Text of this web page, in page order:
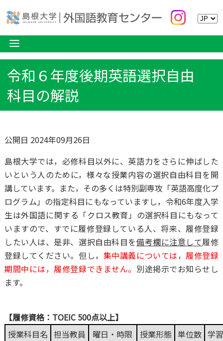
令和６年度後期英語選択自由
科目の解説
公開日 2024年09月26日
島根大学では，必修科目以外に、英語力をさらに伸ばした
いという人のために，様々な授業内容の選択自由科目を開
講しています。また，その多くは特別副専攻「英語高度化プ
ログラム」の指定科目にもなっていますし，令和6年度入学
生は外国語に関する「クロス教育」の選択科目にもなって
いますので、すでに履修登録している人、将来、履修登録
したい人は、是非、選択自由科目を備考欄に注意して履修
登録してください。但し， 集中講義については，履修登録
期間中には，履修登録できません。 別途掲示でお知らせし
ます。
【履修資格：TOEIC 500点以上】
授業科目名 担当教員 曜日・時限 授業形態 単位数 学